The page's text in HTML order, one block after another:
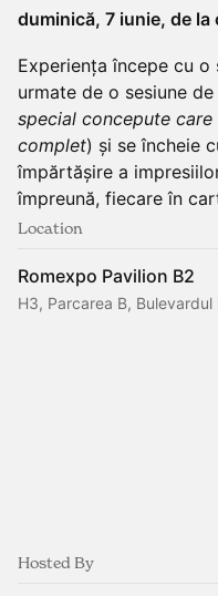
duminică, 7 iunie, de la
Experiența începe cu
urmate de o sesiune
special concepute
complet) și se încheie
împărtășire a
împreună, fiecare în
Location
Romexpo Pavilion B2
H3, Parcarea B,
Hosted By